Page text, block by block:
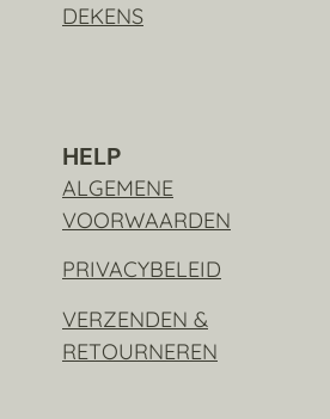
DEKENS
HELP
ALGEMENE
VOORWAARDEN
PRIVACYBELEID
VERZENDEN &
RETOURNEREN